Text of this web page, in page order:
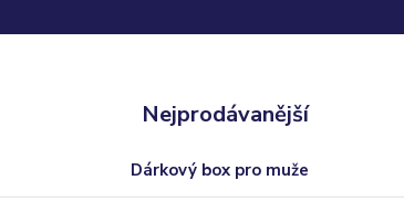
Nejprodávanější
Dárkový box pro muže